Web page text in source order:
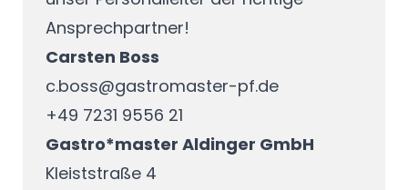
Ansprechpartner!
Carsten Boss
c.boss@gastromaster-pf.de
+49 7231 9556 21
Gastro*master Aldinger GmbH
Kleiststraße 4